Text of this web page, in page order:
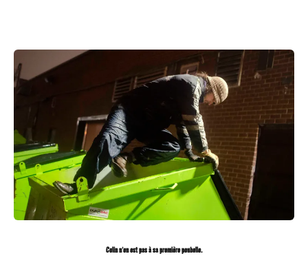
Colin n’en est pas à sa première poubelle.